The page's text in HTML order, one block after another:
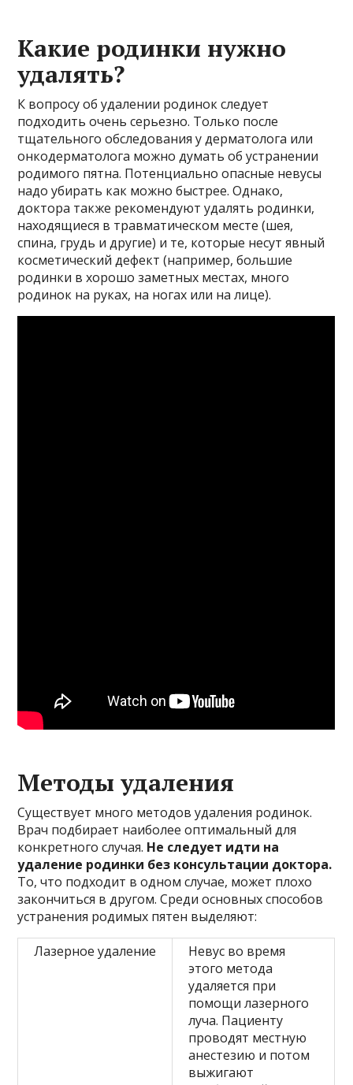
Какие родинки нужно
удалять?
К вопросу об удалении родинок следует
подходить очень серьезно. Только после
тщательного обследования у дерматолога или
онкодерматолога можно думать об устранении
родимого пятна. Потенциально опасные невусы
надо убирать как можно быстрее. Однако,
доктора также рекомендуют удалять родинки,
находящиеся в травматическом месте (шея,
спина, грудь и другие) и те, которые несут явный
косметический дефект (например, большие
родинки в хорошо заметных местах, много
родинок на руках, на ногах или на лице).
Методы удаления
Существует много методов удаления родинок.
Врач подбирает наиболее оптимальный для
конкретного случая. Не следует идти на
удаление родинки без консультации доктора.
То, что подходит в одном случае, может плохо
закончиться в другом. Среди основных способов
устранения родимых пятен выделяют:
Лазерное удаление
Невус во время
этого метода
удаляется при
помощи лазерного
луча. Пациенту
проводят местную
анестезию и потом
выжигают